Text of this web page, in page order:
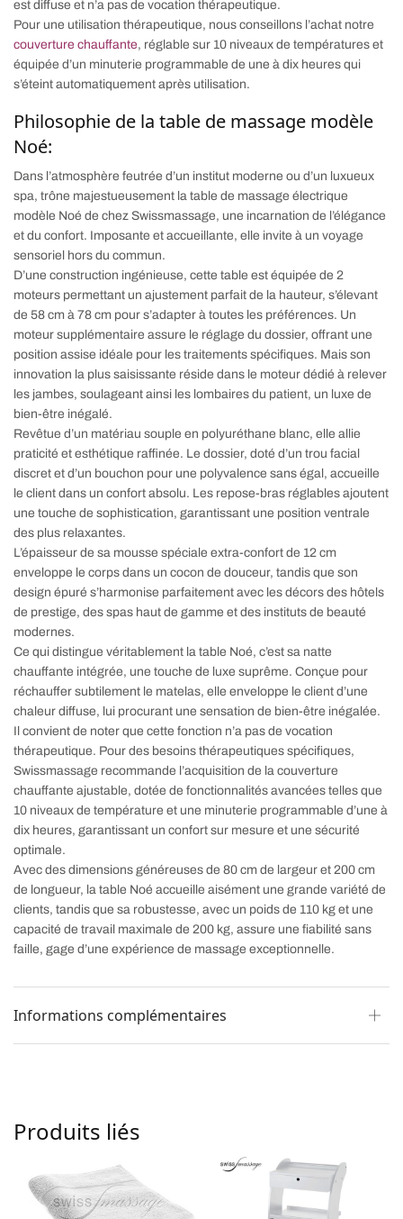
est diffuse et n’a pas de vocation thérapeutique.
Pour une utilisation thérapeutique, nous conseillons l’achat notre
couverture chauffante, réglable sur 10 niveaux de températures et
équipée d’un minuterie programmable de une à dix heures qui
s’éteint automatiquement après utilisation.
Philosophie de la table de massage modèle
Noé:
Dans l’atmosphère feutrée d’un institut moderne ou d’un luxueux
spa, trône majestueusement la table de massage électrique
modèle Noé de chez Swissmassage, une incarnation de l’élégance
et du confort. Imposante et accueillante, elle invite à un voyage
sensoriel hors du commun.
D’une construction ingénieuse, cette table est équipée de 2
moteurs permettant un ajustement parfait de la hauteur, s’élevant
de 58 cm à 78 cm pour s’adapter à toutes les préférences. Un
moteur supplémentaire assure le réglage du dossier, offrant une
position assise idéale pour les traitements spécifiques. Mais son
innovation la plus saisissante réside dans le moteur dédié à relever
les jambes, soulageant ainsi les lombaires du patient, un luxe de
bien-être inégalé.
Revêtue d’un matériau souple en polyuréthane blanc, elle allie
praticité et esthétique raffinée. Le dossier, doté d’un trou facial
discret et d’un bouchon pour une polyvalence sans égal, accueille
le client dans un confort absolu. Les repose-bras réglables ajoutent
une touche de sophistication, garantissant une position ventrale
des plus relaxantes.
L’épaisseur de sa mousse spéciale extra-confort de 12 cm
enveloppe le corps dans un cocon de douceur, tandis que son
design épuré s’harmonise parfaitement avec les décors des hôtels
de prestige, des spas haut de gamme et des instituts de beauté
modernes.
Ce qui distingue véritablement la table Noé, c’est sa natte
chauffante intégrée, une touche de luxe suprême. Conçue pour
réchauffer subtilement le matelas, elle enveloppe le client d’une
chaleur diffuse, lui procurant une sensation de bien-être inégalée.
Il convient de noter que cette fonction n’a pas de vocation
thérapeutique. Pour des besoins thérapeutiques spécifiques,
Swissmassage recommande l’acquisition de la couverture
chauffante ajustable, dotée de fonctionnalités avancées telles que
10 niveaux de température et une minuterie programmable d’une à
dix heures, garantissant un confort sur mesure et une sécurité
optimale.
Avec des dimensions généreuses de 80 cm de largeur et 200 cm
de longueur, la table Noé accueille aisément une grande variété de
clients, tandis que sa robustesse, avec un poids de 110 kg et une
capacité de travail maximale de 200 kg, assure une fiabilité sans
faille, gage d’une expérience de massage exceptionnelle.
Informations complémentaires
Produits liés